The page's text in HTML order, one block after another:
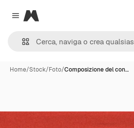
Close menu
Magnific
Home/Stock/Foto/Composizione del con…